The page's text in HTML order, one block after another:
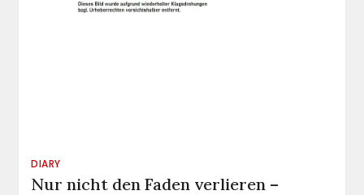
DIARY
Nur nicht den Faden verlieren –